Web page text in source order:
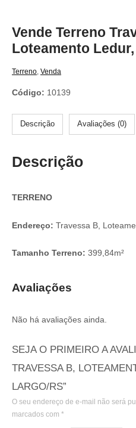
Vende Terreno
Loteamento
Terreno Venda
Código: 10139
Descrição Avaliações (0)
Descrição
TERRENO
Endereço: Travessa B,
Tamanho Terreno: 399,84m²
Avaliações
Não há avaliações ainda.
SEJA O PRIMEIRO A
TRAVESSA B,
LARGO/RS”
O seu endereço de e-mail não será
marcados com *